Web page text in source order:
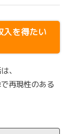
入を得たい
、
再現性のある